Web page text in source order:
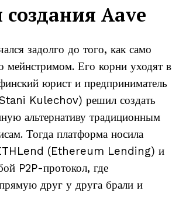
Aave
задолго до того, как само
мейнстримом. Его корни уходят в
юрист и предприниматель
Kulechov) решил создать
альтернативу традиционным
Тогда платформа носила
(Ethereum Lending) и
P2P-протокол, где
друг у друга брали и